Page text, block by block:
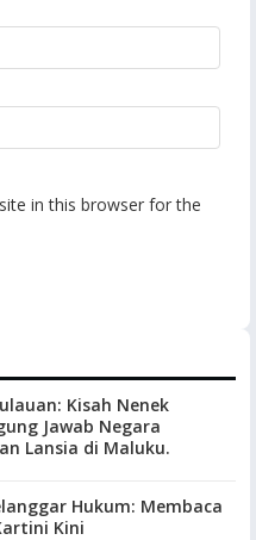
in this browser for the
Kisah Nenek
Jawab Negara
Lansia di Maluku.
Hukum: Membaca
Kini